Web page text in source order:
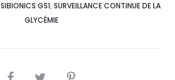
SIBIONICS GS1, SURVEILLANCE CONTINUE DE LA
GLYCÉMIE
SHARE